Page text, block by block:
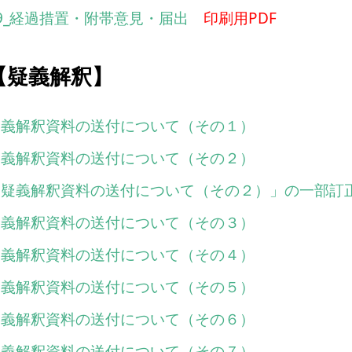
経過措置・附帯意見・届出
印刷用PDF
義解釈】
解釈資料の送付について（その１）
解釈資料の送付について（その２）
義解釈資料の送付について（その２）」の一部訂
解釈資料の送付について（その３）
解釈資料の送付について（その４）
解釈資料の送付について（その５）
解釈資料の送付について（その６）